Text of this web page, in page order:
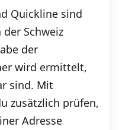
Quickline sind
Schweiz
der
wird ermittelt,
sind. Mit
zusätzlich prüfen,
Adresse